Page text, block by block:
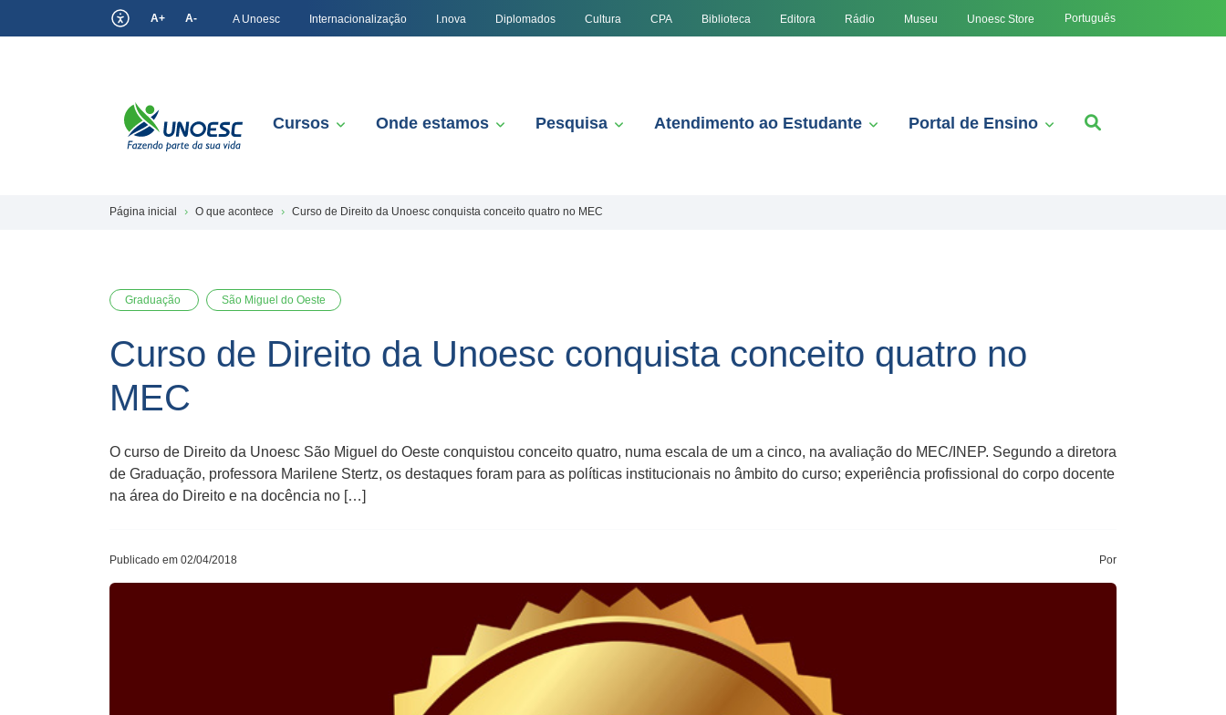
A+ A- A Unoesc Internacionalização I.nova Diplomados Cultura CPA Biblioteca Editora Rádio Museu Unoesc Store Português
Cursos Onde estamos Pesquisa Atendimento ao Estudante Portal de Ensino
Página inicial O que acontece Curso de Direito da Unoesc conquista conceito quatro no MEC
Graduação São Miguel do Oeste
Curso de Direito da Unoesc conquista conceito quatro no
MEC
O curso de Direito da Unoesc São Miguel do Oeste conquistou conceito quatro, numa escala de um a cinco, na avaliação do MEC/INEP. Segundo a diretora
de Graduação, professora Marilene Stertz, os destaques foram para as políticas institucionais no âmbito do curso; experiência profissional do corpo docente
na área do Direito e na docência no […]
Publicado em 02/04/2018 Por